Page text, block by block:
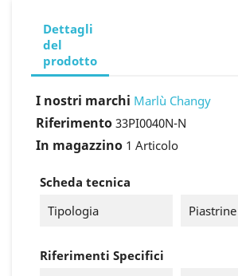
Dettagli
del
prodotto
I nostri marchi Marlù Changy
Riferimento 33PI0040N-N
In magazzino 1 Articolo
Scheda tecnica
Tipologia
Riferimenti Specifici